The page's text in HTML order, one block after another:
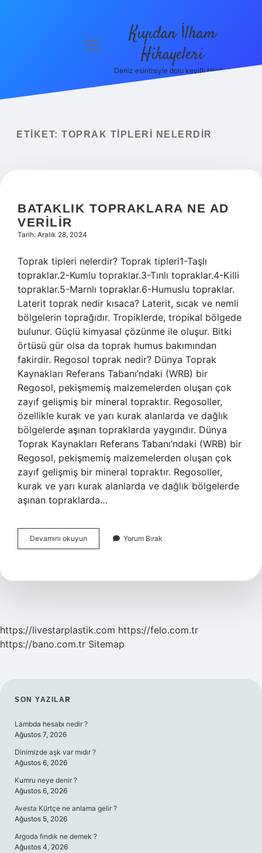
menüyü
Kıyıdan İlham
Hikayeleri
Deniz esintisiyle dolu keyifli bilgiler!
ETIKET: TOPRAK TIPLERI NELERDIR
BATAKLIK TOPRAKLARA NE AD
VERILIR
Tarih: Aralık 28, 2024
Toprak tipleri nelerdir? Toprak tipleri1-Taşlı
topraklar.2-Kumlu topraklar.3-Tınlı topraklar.4-Killi
topraklar.5-Marnlı topraklar.6-Humuslu topraklar.
Laterit toprak nedir kısaca? Laterit, sıcak ve nemli
bölgelerin toprağıdır. Tropiklerde, tropikal bölgede
bulunur. Güçlü kimyasal çözünme ile oluşur. Bitki
örtüsü gür olsa da toprak humus bakımından
fakirdir. Regosol toprak nedir? Dünya Toprak
Kaynakları Referans Tabanı’ndaki (WRB) bir
Regosol, pekişmemiş malzemelerden oluşan çok
zayıf gelişmiş bir mineral topraktır. Regosoller,
özellikle kurak ve yarı kurak alanlarda ve dağlık
bölgelerde aşınan topraklarda yaygındır. Dünya
Toprak Kaynakları Referans Tabanı’ndaki (WRB) bir
Regosol, pekişmemiş malzemelerden oluşan çok
zayıf gelişmiş bir mineral topraktır. Regosoller,
kurak ve yarı kurak alanlarda ve dağlık bölgelerde
aşınan topraklarda…
Devamını okuyun Bataklık
Topraklara
Verilir
Yorum Bırak
https://livestarplastik.com https://felo.com.tr
https://bano.com.tr Sitemap
SIDEBAR
SON YAZILAR
Lambda hesabı nedir ?
Ağustos 7, 2026
Dinimizde aşk var mıdır ?
Ağustos 6, 2026
Kumru neye denir ?
Ağustos 6, 2026
Avesta Kürtçe ne anlama gelir ?
Ağustos 5, 2026
Argoda fındık ne demek ?
Ağustos 4, 2026